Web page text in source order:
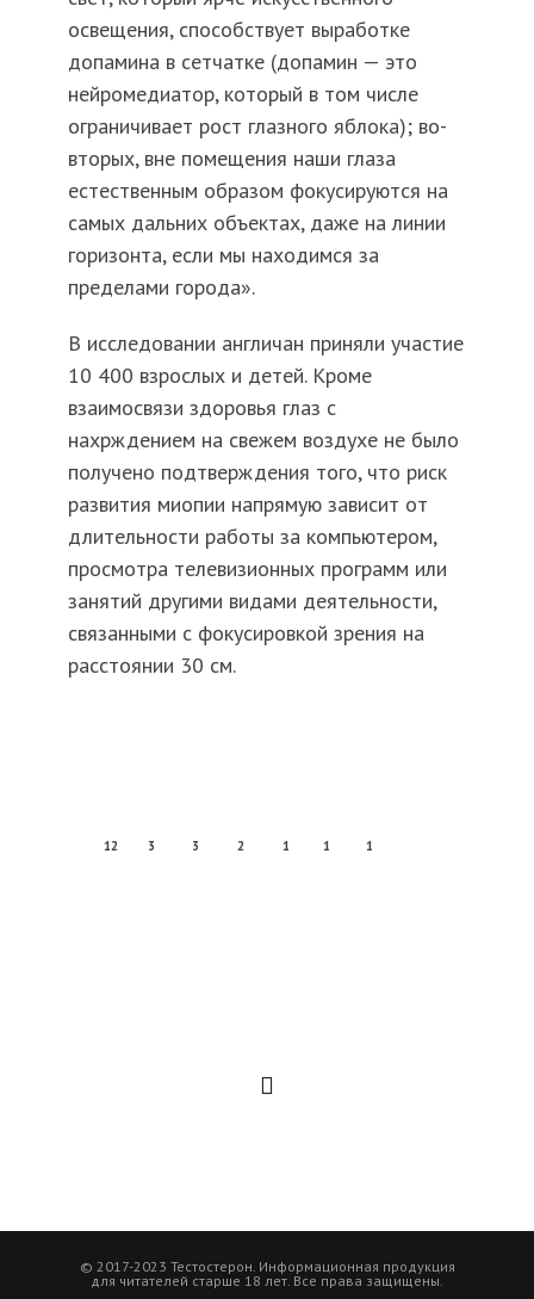
освещения, способствует выработке
допамина в сетчатке (допамин — это
нейромедиатор, который в том числе
ограничивает рост глазного яблока); во-
вторых, вне помещения наши глаза
естественным образом фокусируются на
самых дальних объектах, даже на линии
горизонта, если мы находимся за
пределами города».
В исследовании англичан приняли участие
10 400 взрослых и детей. Кроме
взаимосвязи здоровья глаз с
нахрждением на свежем воздухе не было
получено подтверждения того, что риск
развития миопии напрямую зависит от
длительности работы за компьютером,
просмотра телевизионных программ или
занятий другими видами деятельности,
связанными с фокусировкой зрения на
расстоянии 30 см.
12 3 3 2 1 1 1
© 2017-2023 Тестостерон. Информационная продукция
для читателей старше 18 лет. Все права защищены.